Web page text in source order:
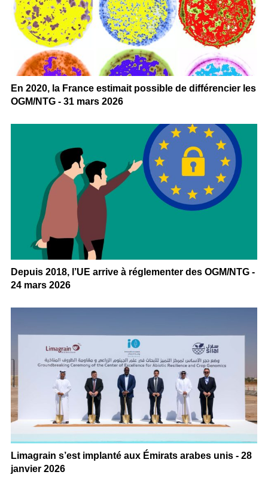
En 2020, la France estimait possible de différencier les
OGM/NTG - 31 mars 2026
Depuis 2018, l’UE arrive à réglementer des OGM/NTG -
24 mars 2026
Limagrain s’est implanté aux Émirats arabes unis - 28
janvier 2026